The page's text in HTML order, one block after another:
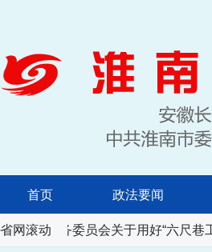
首页 政法要闻
省网滚动
大会常务委员会关于用好“六尺巷